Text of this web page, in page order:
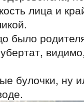
лица и
было
булочки, ну